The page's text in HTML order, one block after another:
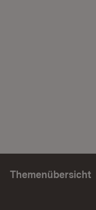
Themenübersicht